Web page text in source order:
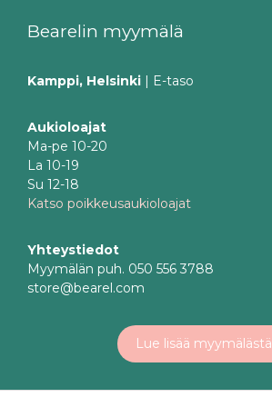
Bearelin myymälä
Kamppi, Helsinki | E-taso
Aukioloajat
Ma-pe 10-20
La 10-19
Su 12-18
Katso poikkeusaukioloajat
Yhteystiedot
Myymälän puh. 050 556 3788
store@bearel.com
Lue lisää myymälästä